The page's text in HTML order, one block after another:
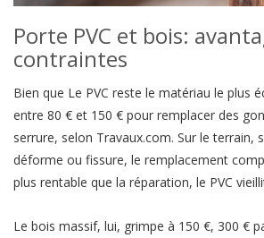
Porte PVC et bois:
contraintes
Bien que Le PVC reste le matériau le plus
entre 80 € et 150 € pour remplacer des
serrure, selon Travaux.com. Sur le terrain,
déforme ou fissure, le remplacement
plus rentable que la réparation, le PVC
Le bois massif, lui, grimpe à 150 €, 300 €